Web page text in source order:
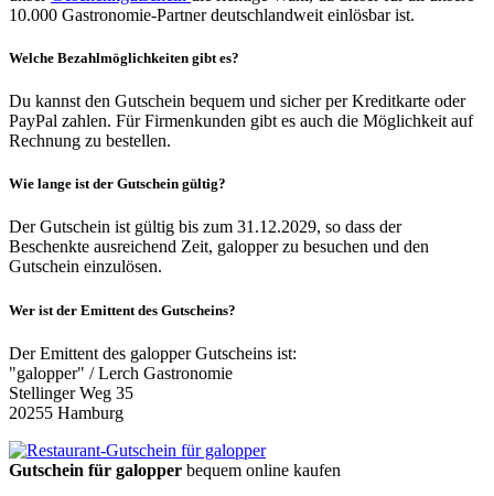
10.000 Gastronomie-Partner deutschlandweit einlösbar ist.
Welche Bezahlmöglichkeiten gibt es?
Du kannst den Gutschein bequem und sicher per Kreditkarte oder
PayPal zahlen. Für Firmenkunden gibt es auch die Möglichkeit auf
Rechnung zu bestellen.
Wie lange ist der Gutschein gültig?
Der Gutschein ist gültig bis zum 31.12.2029, so dass der
Beschenkte ausreichend Zeit, galopper zu besuchen und den
Gutschein einzulösen.
Wer ist der Emittent des Gutscheins?
Der Emittent des galopper Gutscheins ist:
"galopper" / Lerch Gastronomie
Stellinger Weg 35
20255 Hamburg
Gutschein für galopper bequem online kaufen